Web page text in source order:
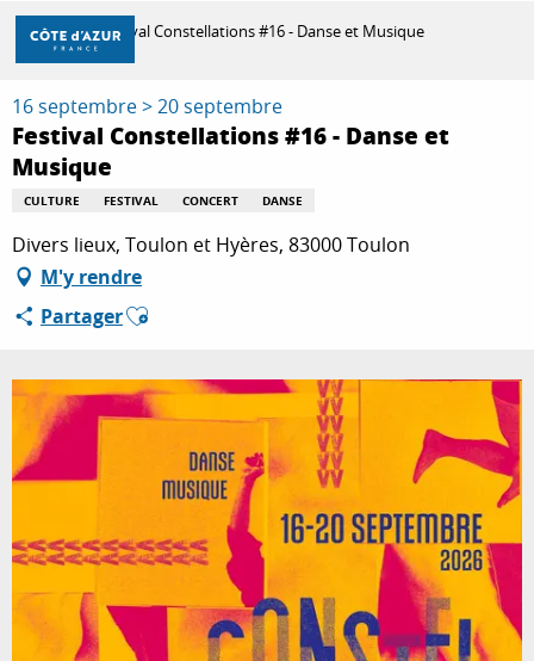
Aller
contenu
principal
DÉCOUVRIR
À FAIRE
SÉJOURNER
Accueil Festival Constellations #16 - Danse et Musique
16 septembre > 20 septembre
Festival Constellations #16 - Danse et
Musique
CULTURE FESTIVAL CONCERT DANSE
Divers lieux, Toulon et Hyères, 83000 Toulon
M'y rendre
PartagerAjouter aux favoris